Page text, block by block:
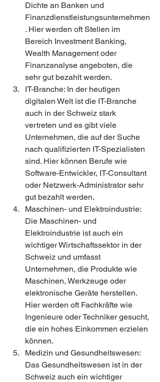
Dichte an Banken und
Finanzdienstleistungsunternehmen
. Hier werden oft Stellen im
Bereich Investment Banking,
Wealth Management oder
Finanzanalyse angeboten, die
sehr gut bezahlt werden.
IT-Branche: In der heutigen
digitalen Welt ist die IT-Branche
auch in der Schweiz stark
vertreten und es gibt viele
Unternehmen, die auf der Suche
nach qualifizierten IT-Spezialisten
sind. Hier können Berufe wie
Software-Entwickler, IT-Consultant
oder Netzwerk-Administrator sehr
gut bezahlt werden.
Maschinen- und Elektroindustrie:
Die Maschinen- und
Elektroindustrie ist auch ein
wichtiger Wirtschaftssektor in der
Schweiz und umfasst
Unternehmen, die Produkte wie
Maschinen, Werkzeuge oder
elektronische Geräte herstellen.
Hier werden oft Fachkräfte wie
Ingenieure oder Techniker gesucht,
die ein hohes Einkommen erzielen
können.
Medizin und Gesundheitswesen:
Das Gesundheitswesen ist in der
Schweiz auch ein wichtiger